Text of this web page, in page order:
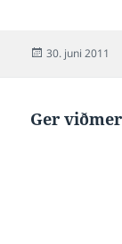
Posted
30. juni 2011
Ger